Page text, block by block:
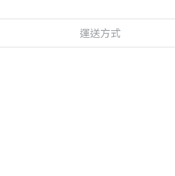
運送方式